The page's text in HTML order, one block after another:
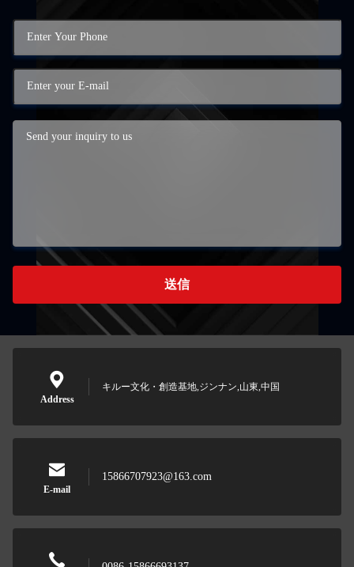
送信
Address
キルー文化・創造基地,ジンナン,山東,中国
E-mail
15866707923@163.com